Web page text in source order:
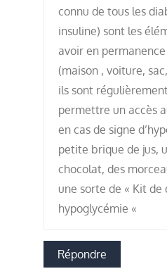
connu de tous les
insuline) sont les
avoir en
(maison , voiture,
ils sont
permettre un accès
en cas de signe
petite brique de jus,
chocolat, des
une sorte de « Kit de
hypoglycémie «
Répondre